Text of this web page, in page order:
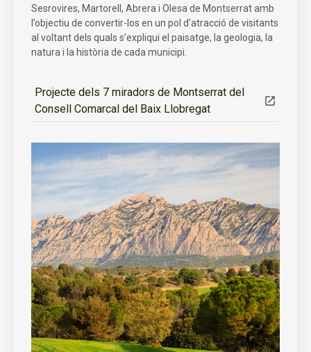
Sesrovires, Martorell, Abrera i Olesa de Montserrat amb
l’objectiu de convertir-los en un pol d’atracció de visitants
al voltant dels quals s’expliqui el paisatge, la geologia, la
natura i la història de cada municipi.
Projecte dels 7 miradors de Montserrat del
Consell Comarcal del Baix Llobregat